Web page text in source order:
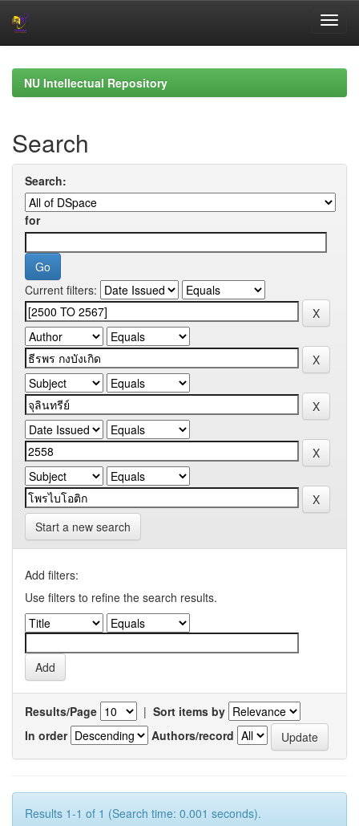
navigationNU Intellectual Repository
Search
Search:
for
Current filters:
Start a new search
Add filters:
Use filters to refine the search results.
Results/Page | Sort items by
In order
Authors/record
Results 1-1 of 1 (Search time: 0.001 seconds).